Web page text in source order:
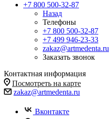
+7 800 500-32-87
Назад
Телефоны
+7 800 500-32-87
+7 499 946-23-33
zakaz@artmedenta.ru
Заказать звонок
Контактная информация
Посмотреть на карте
zakaz@artmedenta.ru
Вконтакте